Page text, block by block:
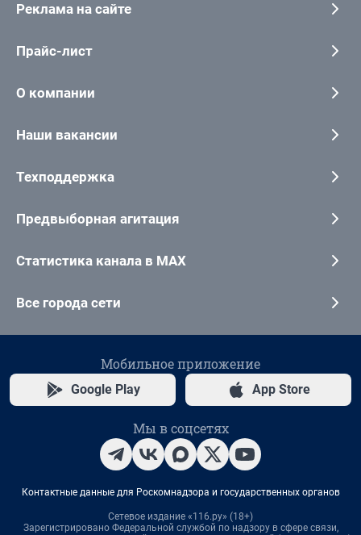
Реклама на сайте
Прайс-лист
О компании
Наши вакансии
Техподдержка
Предвыборная агитация
Статистика канала в MAX
Все города сети
Мобильное приложение
Google Play App Store
Мы в соцсетях
Контактные данные для Роскомнадзора и государственных органов
Сетевое издание «116.ру» (18+)
Зарегистрировано Федеральной службой по надзору в сфере связи,